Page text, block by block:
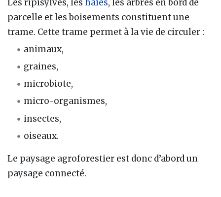
Les ripisylves, les haies, les arbres en bord de
parcelle et les boisements constituent une
trame. Cette trame permet à la vie de circuler :
animaux,
graines,
microbiote,
micro-organismes,
insectes,
oiseaux.
Le paysage agroforestier est donc d’abord un
paysage connecté.